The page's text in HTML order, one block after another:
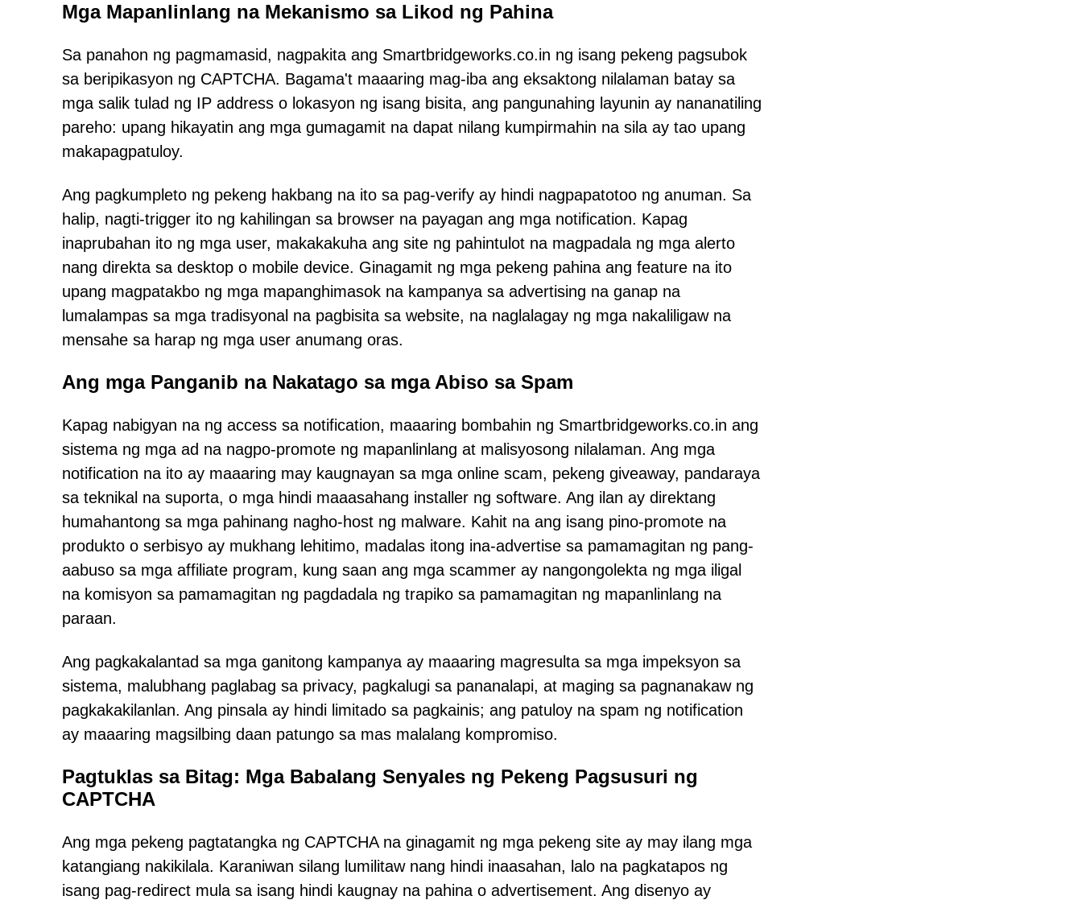
Mga Mapanlinlang na Mekanismo sa Likod ng Pahina
Sa panahon ng pagmamasid, nagpakita ang Smartbridgeworks.co.in ng isang pekeng pagsubok
sa beripikasyon ng CAPTCHA. Bagama't maaaring mag-iba ang eksaktong nilalaman batay sa
mga salik tulad ng IP address o lokasyon ng isang bisita, ang pangunahing layunin ay nananatiling
pareho: upang hikayatin ang mga gumagamit na dapat nilang kumpirmahin na sila ay tao upang
makapagpatuloy.
Ang pagkumpleto ng pekeng hakbang na ito sa pag-verify ay hindi nagpapatotoo ng anuman. Sa
halip, nagti-trigger ito ng kahilingan sa browser na payagan ang mga notification. Kapag
inaprubahan ito ng mga user, makakakuha ang site ng pahintulot na magpadala ng mga alerto
nang direkta sa desktop o mobile device. Ginagamit ng mga pekeng pahina ang feature na ito
upang magpatakbo ng mga mapanghimasok na kampanya sa advertising na ganap na
lumalampas sa mga tradisyonal na pagbisita sa website, na naglalagay ng mga nakaliligaw na
mensahe sa harap ng mga user anumang oras.
Ang mga Panganib na Nakatago sa mga Abiso sa Spam
Kapag nabigyan na ng access sa notification, maaaring bombahin ng Smartbridgeworks.co.in ang
sistema ng mga ad na nagpo-promote ng mapanlinlang at malisyosong nilalaman. Ang mga
notification na ito ay maaaring may kaugnayan sa mga online scam, pekeng giveaway, pandaraya
sa teknikal na suporta, o mga hindi maaasahang installer ng software. Ang ilan ay direktang
humahantong sa mga pahinang nagho-host ng malware. Kahit na ang isang pino-promote na
produkto o serbisyo ay mukhang lehitimo, madalas itong ina-advertise sa pamamagitan ng pang-
aabuso sa mga affiliate program, kung saan ang mga scammer ay nangongolekta ng mga iligal
na komisyon sa pamamagitan ng pagdadala ng trapiko sa pamamagitan ng mapanlinlang na
paraan.
Ang pagkakalantad sa mga ganitong kampanya ay maaaring magresulta sa mga impeksyon sa
sistema, malubhang paglabag sa privacy, pagkalugi sa pananalapi, at maging sa pagnanakaw ng
pagkakakilanlan. Ang pinsala ay hindi limitado sa pagkainis; ang patuloy na spam ng notification
ay maaaring magsilbing daan patungo sa mas malalang kompromiso.
Pagtuklas sa Bitag: Mga Babalang Senyales ng Pekeng Pagsusuri ng
CAPTCHA
Ang mga pekeng pagtatangka ng CAPTCHA na ginagamit ng mga pekeng site ay may ilang mga
katangiang nakikilala. Karaniwan silang lumilitaw nang hindi inaasahan, lalo na pagkatapos ng
isang pag-redirect mula sa isang hindi kaugnay na pahina o advertisement. Ang disenyo ay